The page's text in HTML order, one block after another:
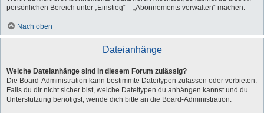
persönlichen Bereich unter „Einstieg“ – „Abonnements verwalten“ machen.
Nach oben
Dateianhänge
Welche Dateianhänge sind in diesem Forum zulässig?
Die Board-Administration kann bestimmte Dateitypen zulassen oder verbieten.
Falls du dir nicht sicher bist, welche Dateitypen du anhängen kannst und du
Unterstützung benötigst, wende dich bitte an die Board-Administration.